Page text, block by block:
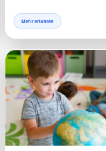
Mehr erfahren